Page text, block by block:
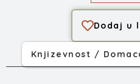
Dodaj u
Knjizevnost /